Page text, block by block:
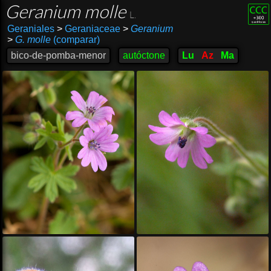
Geranium molle
Geraniales >Geraniaceae > Geranium
> G. molle(comparar)
bico-de-pomba-menor
autóctone Lu Az Ma